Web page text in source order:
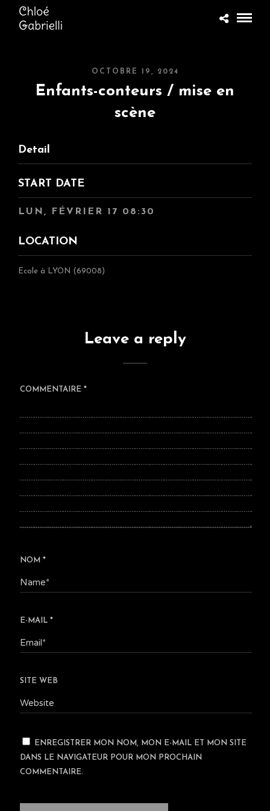
OCTOBRE 19, 2024
Enfants-conteurs / mise en
scène
Detail
START DATE
LUN, FÉVRIER 17 08:30
LOCATION
Ecole à LYON (69008)
Leave a reply
COMMENTAIRE *
NOM *
E-MAIL *
SITE WEB
ENREGISTRER MON NOM, MON E-MAIL ET MON SITE
DANS LE NAVIGATEUR POUR MON PROCHAIN
COMMENTAIRE.